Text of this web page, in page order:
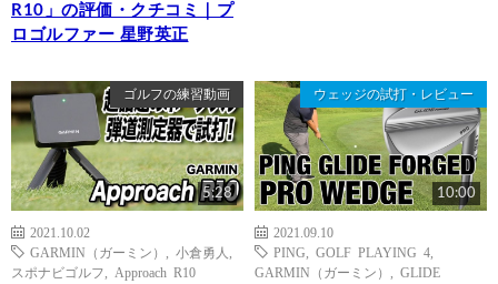
R10」の評価・クチコミ｜プ
ロゴルファー 星野英正
ゴルフの練習動画
5:28
2021.10.02
GARMIN（ガーミン）
小倉勇人
スポナビゴルフ
Approach R10
ウェッジの試打・レビュー
10:00
2021.09.10
PING
GOLF PLAYING 4
GARMIN（ガーミン）
GLIDE